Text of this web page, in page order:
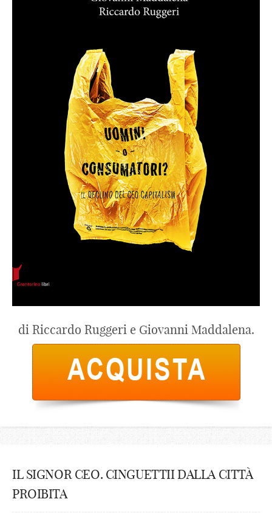
di Riccardo Ruggeri e Giovanni Maddalena.
IL SIGNOR CEO. CINGUETTII DALLA CITTÀ
PROIBITA